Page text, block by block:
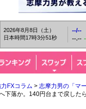
2026年8月8日（土）
日本時間17時3分52秒
--/--
--.--
FXコラム > 志摩力男の「マ
下落か。140円台まで戻した